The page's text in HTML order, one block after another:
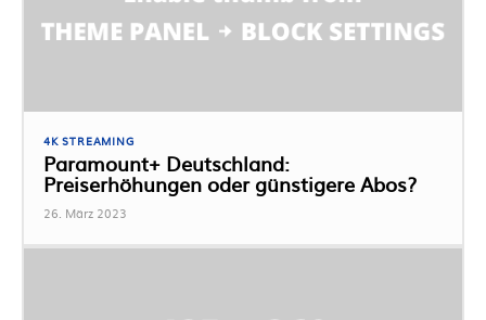
4K STREAMING
Paramount+ Deutschland:
Preiserhöhungen oder günstigere Abos?
26. März 2023